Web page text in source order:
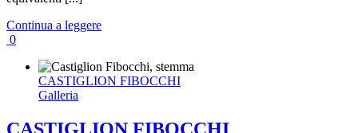
Continua a leggere
0
CASTIGLION FIBOCCHI
Galleria